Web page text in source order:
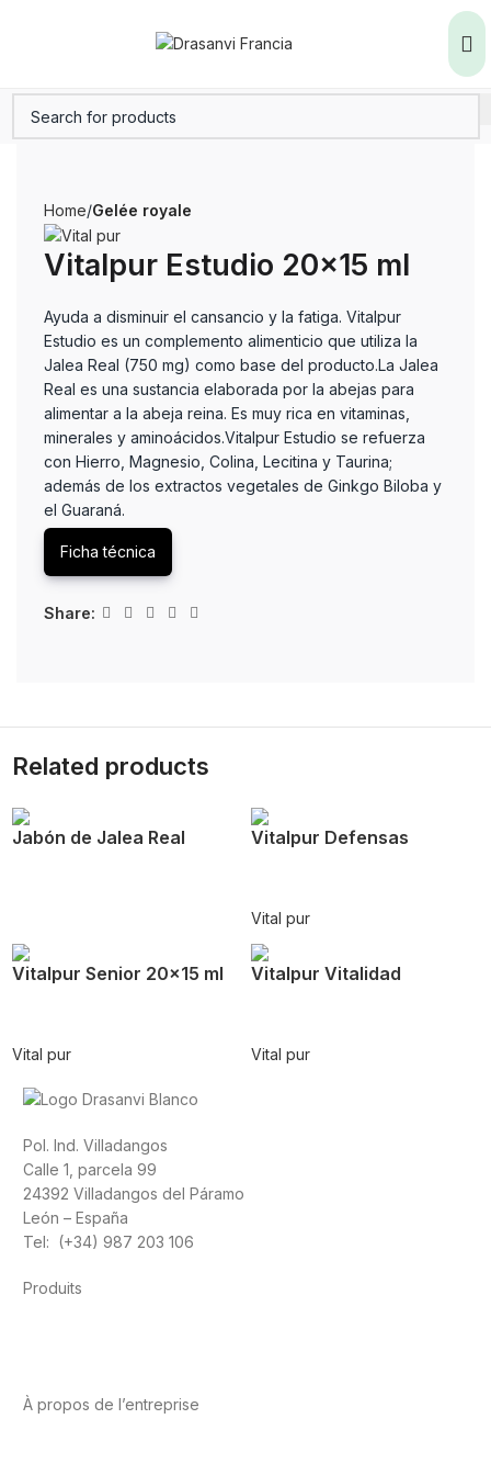
Home Gelée royale
Vitalpur Estudio 20×15 ml
Ayuda a disminuir el cansancio y la fatiga. Vitalpur
Estudio es un complemento alimenticio que utiliza la
Jalea Real (750 mg) como base del producto.La Jalea
Real es una sustancia elaborada por la abejas para
alimentar a la abeja reina. Es muy rica en vitaminas,
minerales y aminoácidos.Vitalpur Estudio se refuerza
con Hierro, Magnesio, Colina, Lecitina y Taurina;
además de los extractos vegetales de Ginkgo Biloba y
el Guaraná.
Ficha técnica
Share:
Related products
Jabón de Jalea Real Vitalpur Defensas
Vital pur
Vitalpur Senior 20×15 ml
Vital pur
Vitalpur Vitalidad
Vital pur
Pol. Ind. Villadangos
Calle 1, parcela 99
24392 Villadangos del Páramo
León – España
Tel: (+34) 987 203 106
Produits
À propos de l’entreprise